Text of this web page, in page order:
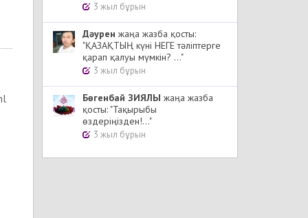
3 жыл бұрын
Дәурен жаңа жазба қосты:
"ҚАЗАҚТЫҢ күні НЕГЕ тәліптерге
қарап қалуы мүмкін? ..."
3 жыл бұрын
Бөгенбай ЗИЯЛЫ жаңа жазба
қосты: "Тақырыбы
өздеріңізден!..."
3 жыл бұрын